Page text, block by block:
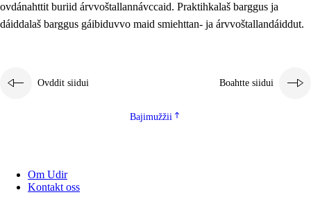
ovdánahttit buriid árvvoštallannávccaid. Praktihkalaš barggus ja
dáiddalaš barggus gáibiduvvo maid smiehttan- ja árvvoštallandáiddut.
Ovddit siidui Boahtte siidui
Bajimužžii
Om Udir
Kontakt oss